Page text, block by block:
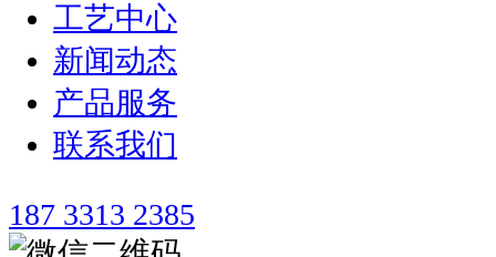
工艺中心
新闻动态
产品服务
联系我们
187 3313 2385